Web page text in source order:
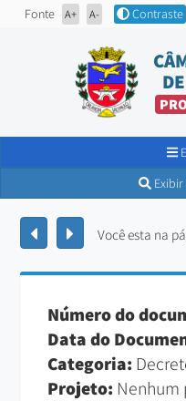
Fonte A+ A- Contraste
Você esta na
Número do
Data do
Categoria:
Projeto: Nenhum